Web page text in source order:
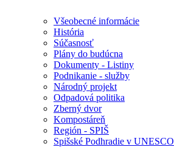
Všeobecné informácie
História
Súčasnosť
Plány do budúcna
Dokumenty - Listiny
Podnikanie - služby
Národný projekt
Odpadová politika
Zberný dvor
Kompostáreň
Región - SPIŠ
Spišské Podhradie v UNESCO